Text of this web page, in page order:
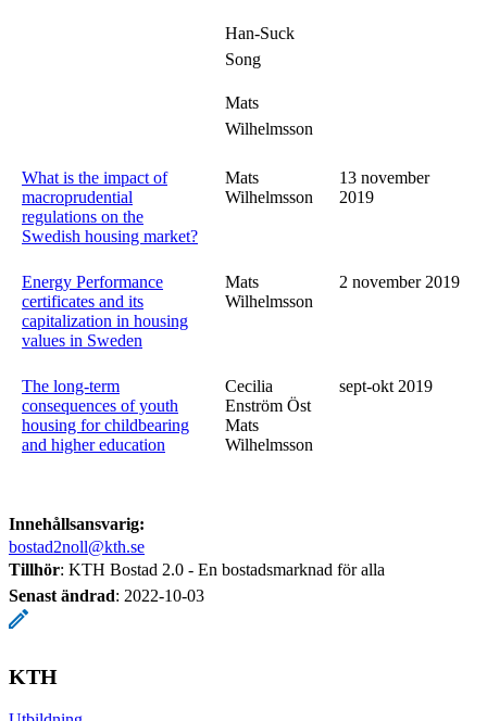
Han-Suck
Song
Mats
Wilhelmsson
What is the impact of
macroprudential
regulations on the
Swedish housing market?
Mats
Wilhelmsson
13 november
2019
Energy Performance
certificates and its
capitalization in housing
values in Sweden
Mats
Wilhelmsson
2 november 2019
The long-term
consequences of youth
housing for childbearing
and higher education
Cecilia
Enström Öst
Mats
Wilhelmsson
sept-okt 2019
Innehållsansvarig:
bostad2noll@kth.se
Tillhör: KTH Bostad 2.0 - En bostadsmarknad för alla
Senast ändrad: 2022-10-03
KTH